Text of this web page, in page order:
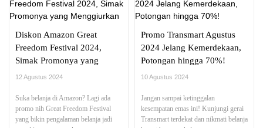
Diskon Amazon Great
Freedom Festival 2024,
Simak Promonya yang
Menggiurkan
12 Agustus 2024
Suka belanja di Amazon? Lagi ada
promo nih Great Freedom Festival
yang bikin pengalaman belanja jadi
Promo Transmart Agustus
2024 Jelang Kemerdekaan,
Potongan hingga 70%!
10 Agustus 2024
Jangan sampai ketinggalan
kesempatan emas ini! Kunjungi gerai
Transmart terdekat dan nikmati belanja